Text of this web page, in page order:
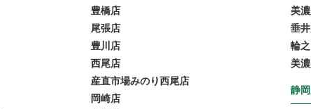
豊橋店
尾張店
豊川店
西尾店
産直市場みのり西尾店
岡崎店
美
垂
輪
美
静